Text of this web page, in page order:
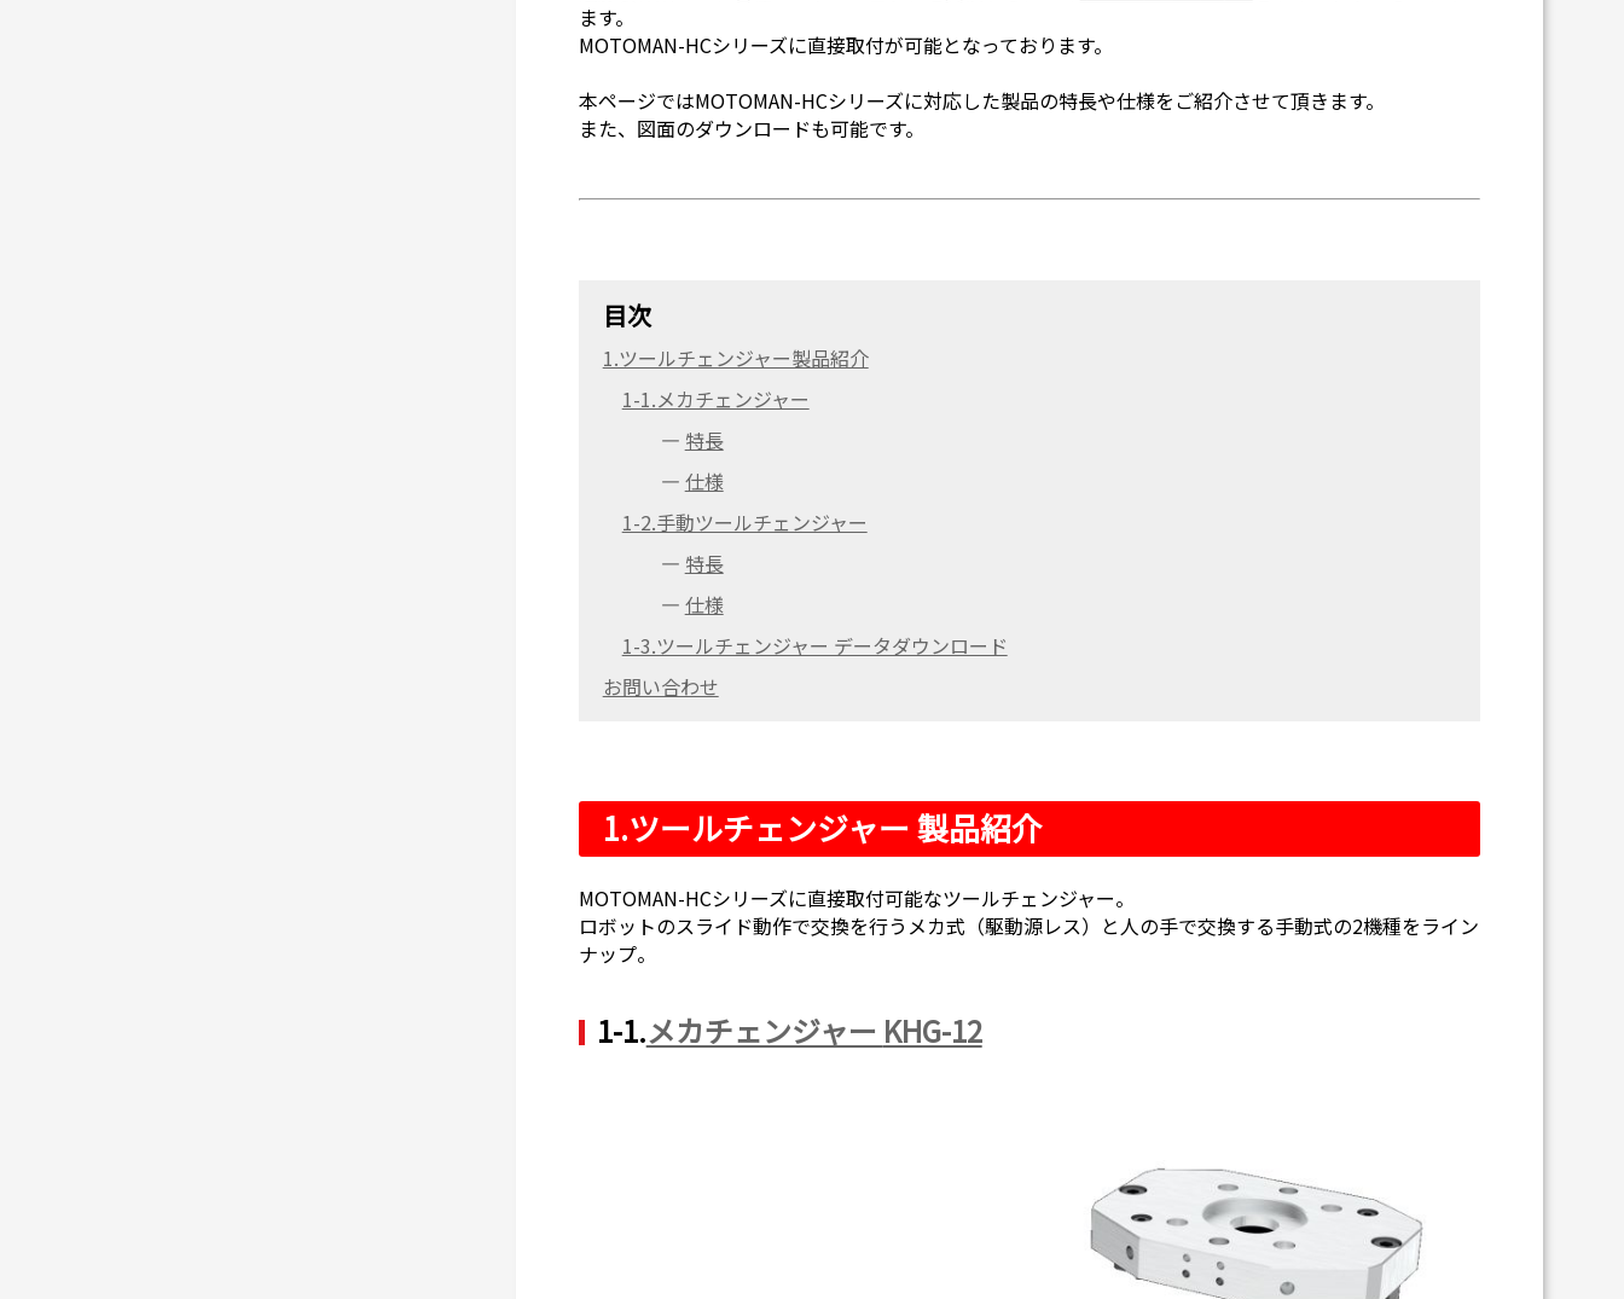
ます。
MOTOMAN-HCシリーズに直接取付が可能となっております。
本ページではMOTOMAN-HCシリーズに対応した製品の特長や仕様をご紹介させて頂きます。
また、図面のダウンロードも可能です。
目次
1.ツールチェンジャー製品紹介
1-1.メカチェンジャー
― 特長
― 仕様
1-2.手動ツールチェンジャー
― 特長
― 仕様
1-3.ツールチェンジャー データダウンロード
お問い合わせ
1.ツールチェンジャー 製品紹介
MOTOMAN-HCシリーズに直接取付可能なツールチェンジャー。
ロボットのスライド動作で交換を行うメカ式（駆動源レス）と人の手で交換する手動式の2機種をライン
ナップ。
1-1.メカチェンジャー KHG-12